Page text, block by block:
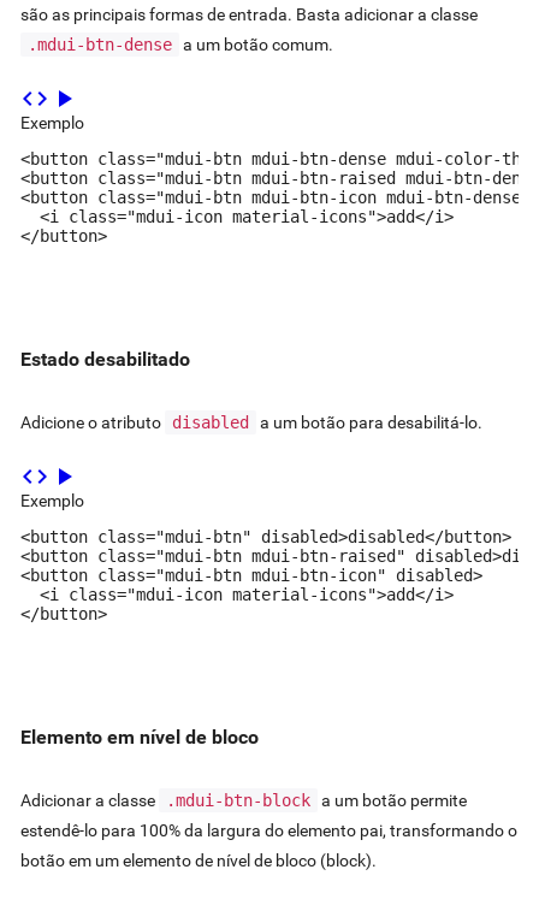
são as principais formas de entrada. Basta adicionar a classe
.mdui-btn-dense a um botão comum.
code play_arrow
Exemplo
<button class="mdui-btn mdui-btn-dense mdui-color-
<button class="mdui-btn mdui-btn-raised mdui-btn-
<button class="mdui-btn mdui-btn-icon mdui-btn-dense
  <i class="mdui-icon material-icons">add</i>
</button>
Estado desabilitado
Adicione o atributo disabled a um botão para desabilitá-lo.
code play_arrow
Exemplo
<button class="mdui-btn" disabled>disabled</button>
<button class="mdui-btn mdui-btn-raised"
<button class="mdui-btn mdui-btn-icon" disabled>
  <i class="mdui-icon material-icons">add</i>
</button>
Elemento em nível de bloco
Adicionar a classe .mdui-btn-block a um botão permite
estendê-lo para 100% da largura do elemento pai, transformando o
botão em um elemento de nível de bloco (block).